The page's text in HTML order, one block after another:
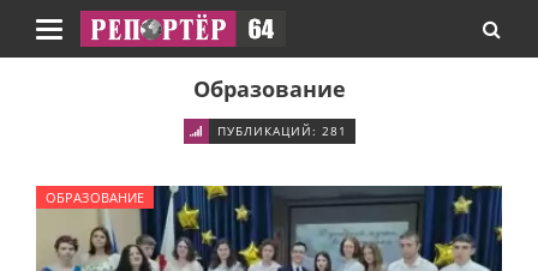
Навигация
Образование
ПУБЛИКАЦИЙ: 281
ОБРАЗОВАНИЕ